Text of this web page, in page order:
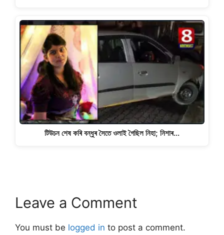
টিউচন শেষ কৰি বন্ধুৰ সৈতে ওলাই গৈছিল নিহা; নিশাৰ…
Leave a Comment
You must be logged in to post a comment.